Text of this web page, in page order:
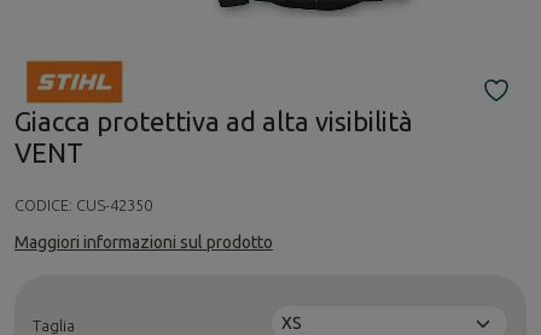
Giacca protettiva ad alta visibilità
VENT
CODICE: CUS-42350
Maggiori informazioni sul prodotto
Taglia